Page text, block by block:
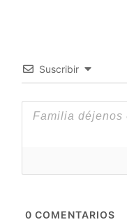
Suscribir
0 COMENTARIOS